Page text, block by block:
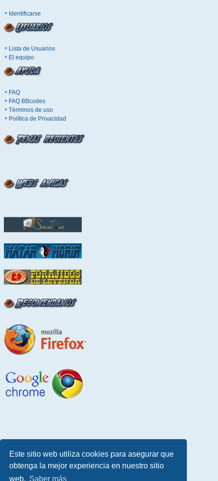
Este sitio web utiliza cookies para asegurar que
obtenga la mejor experiencia en nuestro sitio
web. Saber más
Identificarse
Lista de Usuarios
El equipo
FAQ
FAQ BBcodes
Términos de uso
Política de Privacidad